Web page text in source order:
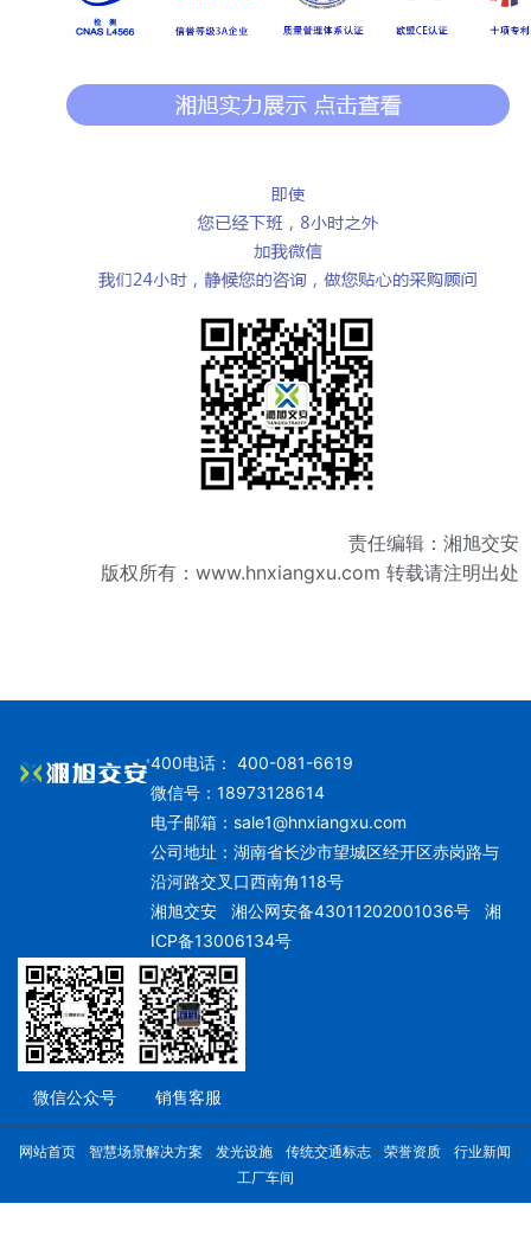
责任编辑：湘旭交安
版权所有： www.hnxiangxu.com 转载请注明出处
400电话： 400-081-6619
微信号：18973128614
电子邮箱： sale1@hnxiangxu.com
公司地址：湖南省长沙市望城区经开区赤岗路与
沿河路交叉口西南角118号
湘旭交安湘公网安备43011202001036号
湘
ICP备13006134号
微信公众号 销售客服
网站首页 智慧场景解决方案 发光设施 传统交通标志 荣誉资质
行业新闻
工厂车间